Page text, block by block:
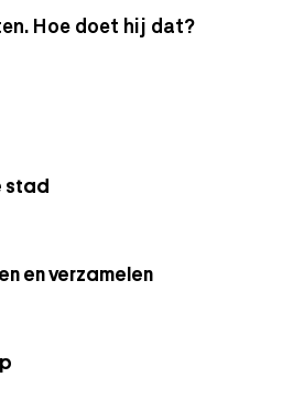
Hoe doet hij dat?
stad
en verzamelen